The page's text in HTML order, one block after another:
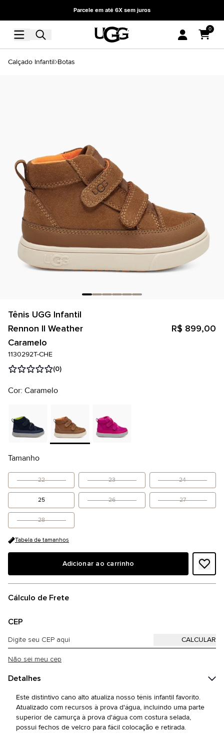
Parcele em até 6X sem juros
0
Calçado Infantil Botas
Tênis UGG Infantil
Rennon II Weather
Caramelo
R$ 899,00
1130292T-CHE
(0)
Cor: Caramelo
Tamanho
22 23 24
25 26 27
28
Tabela de tamanhos
Adicionar ao carrinho
Cálculo de Frete
CEP
Não sei meu cep
Detalhes
Este distintivo cano alto atualiza nosso tênis infantil favorito.
Atualizado com recursos à prova d'água, incluindo uma parte
superior de camurça à prova d'água com costura selada,
possui fechos de velcro para fácil colocação e retirada.